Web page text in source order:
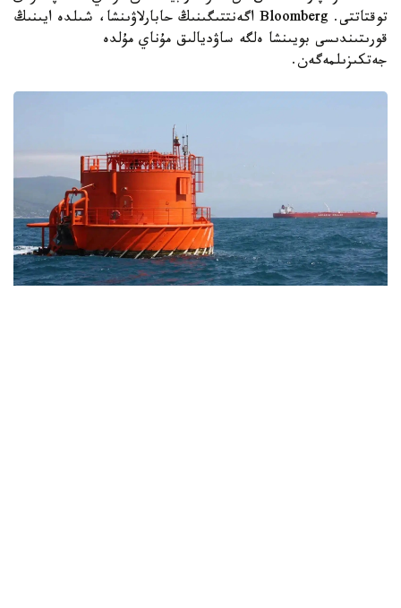
توقتاتتى. Bloomberg اگەنتتىگىنىڭ حابارلاۋىنشا، شىلدە ايىنىڭ
قورىتىندىسى بويىنشا ەلگە ساۋديالىق مۇناي مۇلدە
جەتكىزىلمەگەن.